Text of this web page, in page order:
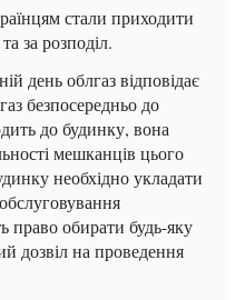
стали приходити
за розподіл.
день облгаз відповідає
безпосередньо до
до будинку, вона
мешканців цього
необхідно укладати
обирати будь-яку
дозвіл на проведення